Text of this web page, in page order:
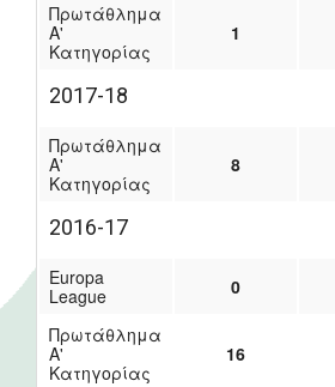
Πρωτάθλημα
Α'
Κατηγορίας
1
2017-18
Πρωτάθλημα
Α'
Κατηγορίας
8
2016-17
Europa
League
0
Πρωτάθλημα
Α'
Κατηγορίας
16